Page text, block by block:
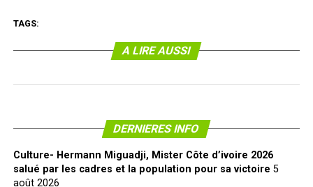
TAGS:
A LIRE AUSSI
DERNIERES INFO
Culture- Hermann Miguadji, Mister Côte d’ivoire 2026
salué par les cadres et la population pour sa victoire 5
août 2026